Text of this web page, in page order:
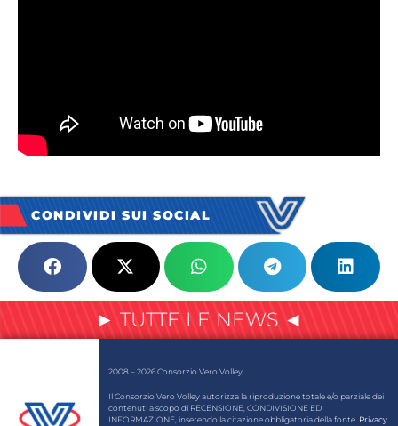
CONDIVIDI SUI SOCIAL
► TUTTE LE NEWS ◄
2008 – 2026 Consorzio Vero Volley
Il Consorzio Vero Volley autorizza la riproduzione totale e/o parziale dei
contenuti a scopo di RECENSIONE, CONDIVISIONE ED
INFORMAZIONE, inserendo la citazione obbligatoria della fonte. Privacy